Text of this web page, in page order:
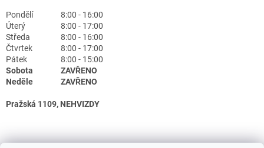
Pondělí
8:00 - 16:00
Úterý
8:00 - 17:00
Středa
8:00 - 16:00
Čtvrtek
8:00 - 17:00
Pátek
8:00 - 15:00
Sobota
ZAVŘENO
Neděle
ZAVŘENO
Pražská 1109, NEHVIZDY